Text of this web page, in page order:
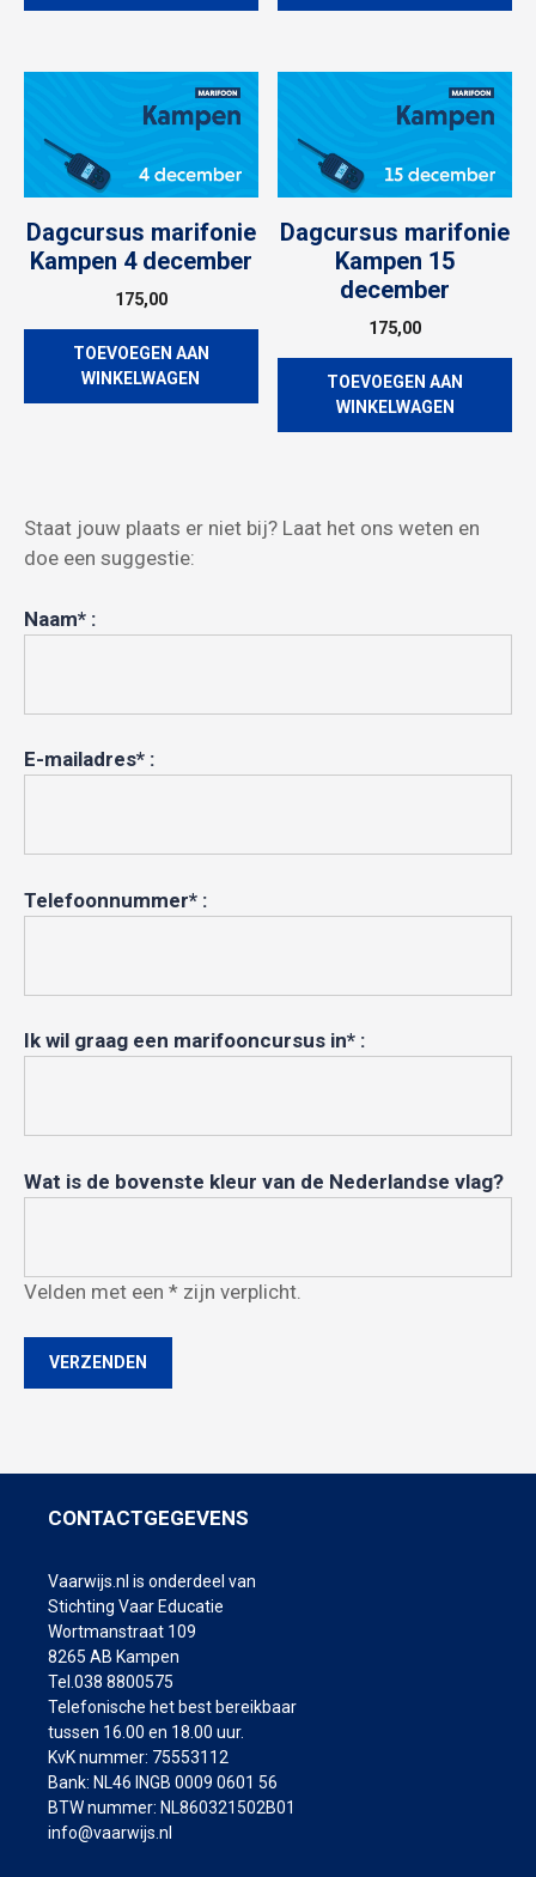
Dagcursus marifonie
Kampen 4 december
175,00
TOEVOEGEN AAN
WINKELWAGEN
Dagcursus marifonie
Kampen 15
december
175,00
TOEVOEGEN AAN
WINKELWAGEN
Staat jouw plaats er niet bij? Laat het ons weten en
doe een suggestie:
Naam* :
E-mailadres* :
Telefoonnummer* :
Ik wil graag een marifooncursus in* :
Wat is de bovenste kleur van de Nederlandse vlag?
Velden met een * zijn verplicht.
CONTACTGEGEVENS
Vaarwijs.nl is onderdeel van
Stichting Vaar Educatie
Wortmanstraat 109
8265 AB Kampen
Tel.038 8800575
Telefonische het best bereikbaar
tussen 16.00 en 18.00 uur.
KvK nummer: 75553112
Bank: NL46 INGB 0009 0601 56
BTW nummer: NL860321502B01
info@vaarwijs.nl